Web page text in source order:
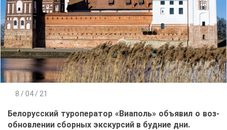
8 / 04 / 21
Бе­ло­рус­ский ту­ро­пе­ра­тор «Виа­поль» объ­явил о воз­
об­нов­ле­нии сбор­ных экс­кур­сий в буд­ние дни.